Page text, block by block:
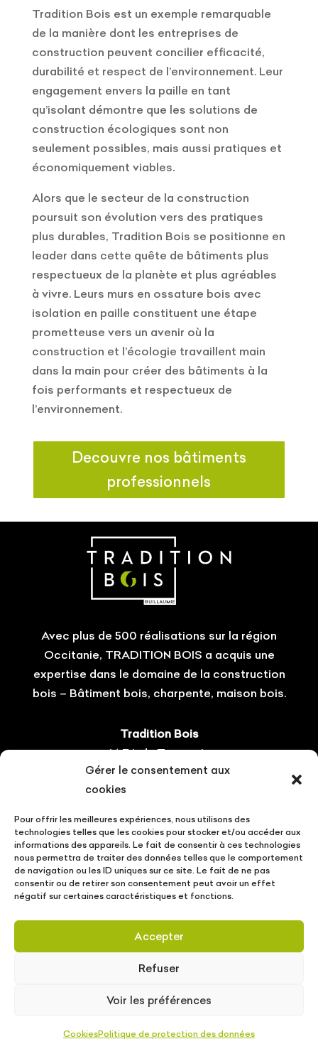
Gérer le consentement aux
cookies
Pour offrir les meilleures expériences, nous utilisons des
technologies telles que les cookies pour stocker et/ou accéder aux
informations des appareils. Le fait de consentir à ces technologies
nous permettra de traiter des données telles que le comportement
de navigation ou les ID uniques sur ce site. Le fait de ne pas
consentir ou de retirer son consentement peut avoir un effet
négatif sur certaines caractéristiques et fonctions.
Accepter
Refuser
Voir les préférences
CookiesPolitique de protection des données
Tradition Bois est un exemple remarquable
de la manière dont les entreprises de
construction peuvent concilier efficacité,
durabilité et respect de l’environnement. Leur
engagement envers la paille en tant
qu’isolant démontre que les solutions de
construction écologiques sont non
seulement possibles, mais aussi pratiques et
économiquement viables.
Alors que le secteur de la construction
poursuit son évolution vers des pratiques
plus durables, Tradition Bois se positionne en
leader dans cette quête de bâtiments plus
respectueux de la planète et plus agréables
à vivre. Leurs murs en ossature bois avec
isolation en paille constituent une étape
prometteuse vers un avenir où la
construction et l’écologie travaillent main
dans la main pour créer des bâtiments à la
fois performants et respectueux de
l’environnement.
Decouvre nos bâtiments
professionnels
Avec plus de 500 réalisations sur la région
Occitanie, TRADITION BOIS a acquis une
expertise dans le domaine de la construction
bois – Bâtiment bois, charpente, maison bois.
Tradition Bois
14 ZA du Tourneris
31470 Bonrepos-sur-Aussonnelle
Tel : 05.61.08.60.54
Suivez-nous !
MENTIONS LÉGALES
Tradition Bois © Copyright
légales|Politique de protection des données